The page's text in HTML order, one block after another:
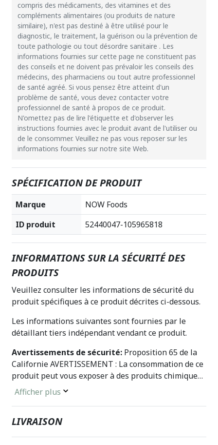
compris des médicaments, des vitamines et des
compléments alimentaires (ou produits de nature
similaire), n'est pas destiné à être utilisé pour le
diagnostic, le traitement, la guérison ou la prévention de
toute pathologie ou tout désordre sanitaire . Les
informations fournies sur cette page ne constituent pas
des conseils et ne doivent pas prévaloir les conseils des
médecins, des pharmaciens ou tout autre professionnel
de santé agréé. Si vous pensez être atteint d'un
problème de santé, vous devez contacter votre
professionnel de santé à propos de ce produit.
N'omettez pas de lire l'étiquette et d'observer les
instructions fournies avec le produit avant de l'utiliser ou
de le consommer. Veuillez ne pas vous reposer sur les
informations fournies sur notre site Web.
SPÉCIFICATION DE PRODUIT
Marque
NOW Foods
ID produit
52440047-105965818
INFORMATIONS SUR LA SÉCURITÉ DES
PRODUITS
Veuillez consulter les informations de sécurité du
produit spécifiques à ce produit décrites ci-dessous.
Les informations suivantes sont fournies par le
détaillant tiers indépendant vendant ce produit.
Avertissements de sécurité: Proposition 65 de la
Californie AVERTISSEMENT : La consommation de ce
produit peut vous exposer à des produits chimiques,
y compris le plomb, qui sont connus de l’État de
Californie pour causer des malformations
Pour plus d’informations, rendez-vous sur
www.P65Warnings.ca.gov/food.
Afficher plus
LIVRAISON